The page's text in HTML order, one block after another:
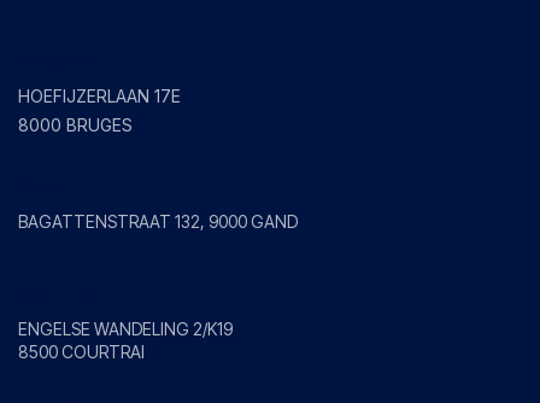
HOEFIJZERLAAN 17E
8000 BRUGES
BAGATTENSTRAAT 132, 9000 GAND
ENGELSE WANDELING 2/K19
8500 COURTRAI